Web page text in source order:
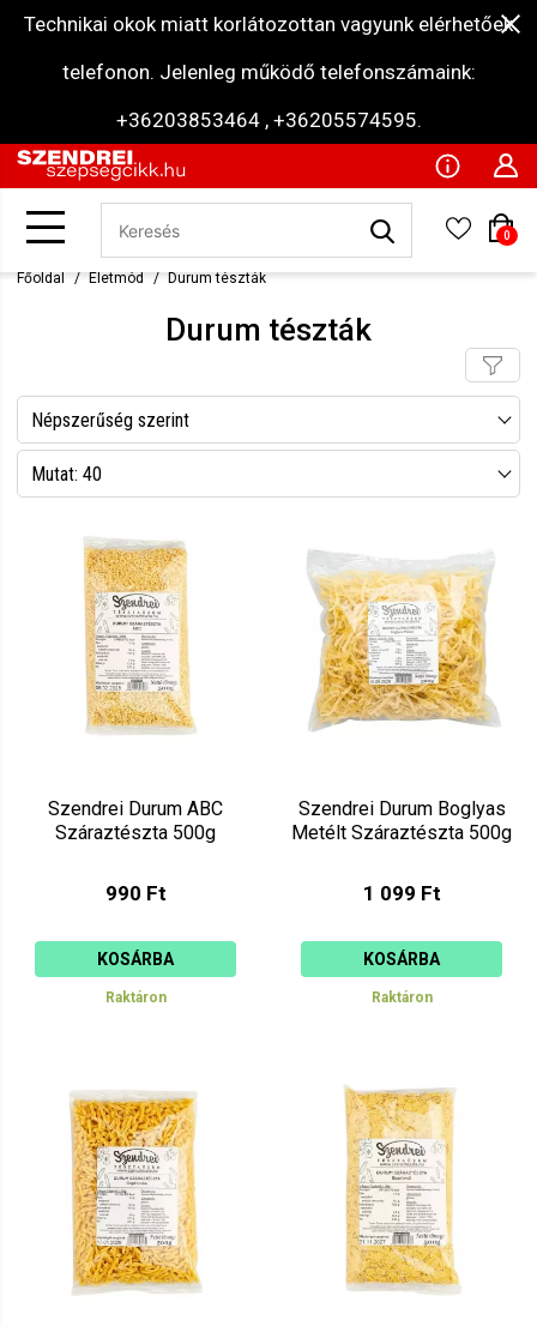
Technikai okok miatt korlátozottan vagyunk elérhetőek
telefonon. Jelenleg működő telefonszámaink:
+36203853464 , +36205574595.
0
Főoldal Életmód Durum tészták
Durum tészták
Népszerűség szerint
Név szerint csökkenő
Ár szerint csökkenő
Ár szerint növekvő
Mutat: 40
Mutat: 160
Szendrei Durum ABC
Száraztészta 500g
990 Ft
KOSÁRBA
Raktáron
Szendrei Durum Boglyas
Metélt Száraztészta 500g
1 099 Ft
KOSÁRBA
Raktáron